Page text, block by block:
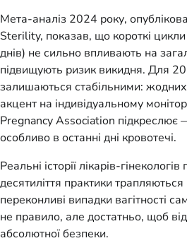
Мета-аналіз 2024 року,
Sterility, показав, що короткі
днів) не сильно впливають на
підвищують ризик викидня. Для
залишаються стабільними:
акцент на індивідуальному
Pregnancy Association
особливо в останні дні кровотечі.
Реальні історії лікарів-
десятиліття практики
переконливі випадки вагітності
не правило, але достатньо, щоб
абсолютної безпеки.